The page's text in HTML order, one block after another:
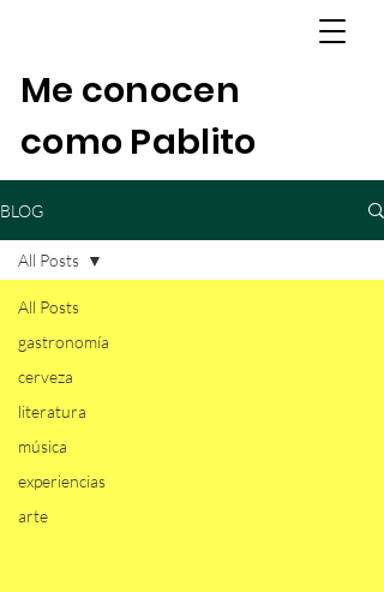
Me conocen
como Pablito
BLOG
All Posts
gastronomía
cerveza
literatura
música
experiencias
arte
All Posts